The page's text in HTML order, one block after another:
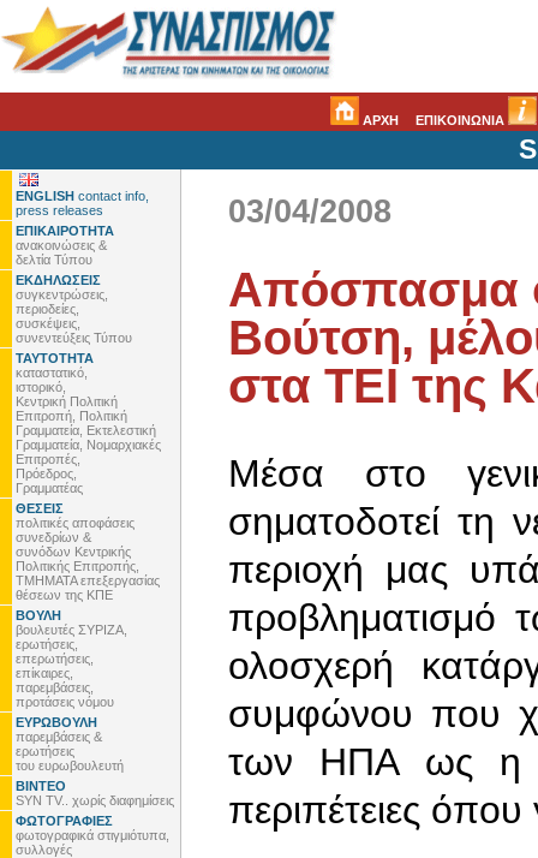
ΑΡΧΗ ΕΠΙΚΟΙΝΩΝΙΑ
ENGLISH contact info,
press releases
ΕΠΙΚΑΙΡΟΤΗΤΑ
ανακοινώσεις &
δελτία Τύπου
ΕΚΔΗΛΩΣΕΙΣ
συγκεντρώσεις,
περιοδείες,
συσκέψεις,
συνεντεύξεις Τύπου
ΤΑΥΤΟΤΗΤΑ
καταστατικό,
ιστορικό,
Κεντρική Πολιτική
Επιτροπή, Πολιτική
Γραμματεία, Εκτελεστική
Γραμματεία, Νομαρχιακές
Επιτροπές,
Πρόεδρος,
Γραμματέας
ΘΕΣΕΙΣ
πολιτικές αποφάσεις
συνεδρίων &
συνόδων Κεντρικής
Πολιτικής Επιτροπής,
ΤΜΗΜΑΤΑ επεξεργασίας
θέσεων της ΚΠΕ
ΒΟΥΛΗ
βουλευτές ΣΥΡΙΖΑ,
ερωτήσεις,
επερωτήσεις,
επίκαιρες,
παρεμβάσεις,
προτάσεις νόμου
ΕΥΡΩΒΟΥΛΗ
παρεμβάσεις &
ερωτήσεις
του ευρωβουλευτή
ΒΙΝΤΕΟ
SYN TV.. χωρίς διαφημίσεις
ΦΩΤΟΓΡΑΦΙΕΣ
φωτογραφικά στιγμιότυπα,
συλλογές
03/04/2008
Απόσπασμα
Βούτση,
στα ΤΕΙ της
Μέσα στο
σηματοδοτεί
περιοχή μας
προβληματισμό
ολοσχερή
συμφώνου που
των ΗΠΑ ως η
περιπέτειες όπου